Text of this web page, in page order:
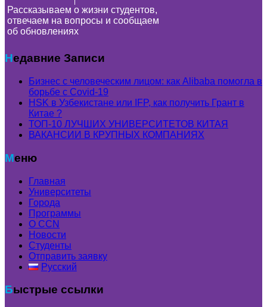
Рассказываем о жизни студентов,
отвечаем на вопросы и сообщаем
об обновлениях
Недавние Записи
Бизнес с человеческим лицом: как Alibaba помогла в
борьбе с Covid-19
HSK в Узбекистане или IFP, как получить Грант в
Китае ?
ТОП-10 ЛУЧШИХ УНИВЕРСИТЕТОВ КИТАЯ
ВАКАНСИИ В КРУПНЫХ КОМПАНИЯХ
Меню
Главная
Университеты
Города
Программы
О CCN
Новости
Студенты
Отправить заявку
Русский
Быстрые ссылки